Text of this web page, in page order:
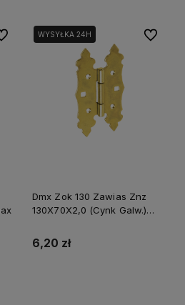
ulubionychWYSYŁKA 24H
Dmx Zok 130 Zawias Znz
130X70X2,0 (Cynk Galw.)
6,20 zł
Do